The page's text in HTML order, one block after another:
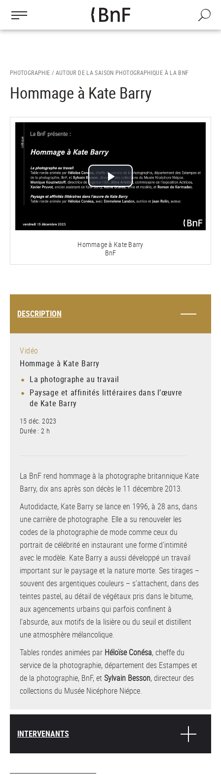
contenu
Recherche
PHOTOGRAPHIE / AUTOUR DE LA SAISON PHOTOGRAPHIQUE À LA BNF
Hommage à Kate Barry
Lire
vidéo
Hommage à Kate Barry
BnF
DESCRIPTION
Vidéo
Hommage à Kate Barry
La photographe au travail
Paysage et affinités littéraires dans l’œuvre
de Kate Barry
15 déc. 2023
Durée : 2 h
La BnF rend hommage à la photographe britannique Kate
Barry, dix ans après son décès le 11 décembre 2013.
Autodidacte, Kate Barry se lance en 1996, à 28 ans, dans
une carrière de photographe. Elle a su renouveler les
codes de la photographie de mode comme ceux du
portrait de célébrité en instaurant une forme d’intimité
avec le modèle. Kate Barry a aussi développé un travail
important sur le paysage et la nature morte. Ses tirages –
souvent des argentiques couleurs – s’attachent, dans des
teintes pastel, au détail de végétaux pris dans le bitume,
aux agencements urbains qui parfois confinent à
l’absurde, aux motifs de la lisière ou du seuil et distillent
une atmosphère mélancolique.
Tables rondes animées par Héloïse Conésa, cheffe du
service de la photographie, département des Estampes et
de la photographie, BnF, et Sylvain Besson, directeur des
collections du Musée Nicéphore Niépce.
INTERVENANTS